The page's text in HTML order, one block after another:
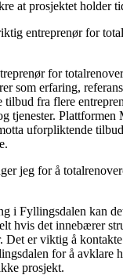
at prosjektet holder
entreprenør for
for
som erfaring,
tilbud fra flere
tjenester.
uforpliktende
jeg for å
i Fyllingsdalen kan
hvis det innebærer
Det er viktig å
for å avklare
prosjekt.